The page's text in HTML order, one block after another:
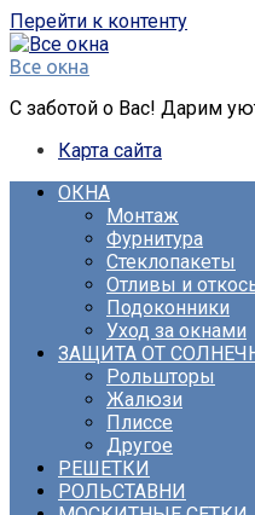
Перейти к контенту
Все окна
С заботой о Вас! Дарим
Карта сайта
ОКНА
Монтаж
Фурнитура
Стеклопакеты
Отливы и
Подоконники
Уход за окнами
ЗАЩИТА ОТ
Рольшторы
Жалюзи
Плиссе
Другое
РЕШЕТКИ
РОЛЬСТАВНИ